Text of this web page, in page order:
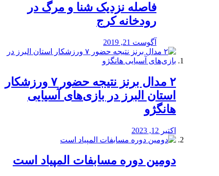
️فاصله نزدیک شنا و مرگ در
رودخانه کرج
آگوست 21, 2019
۲ مدال برنز نتیجه حضور ۷ ورزشکار
استان البرز در بازی‌های آسیایی
هانگژو
اکتبر 12, 2023
دومین دوره مسابفات المپیاد است